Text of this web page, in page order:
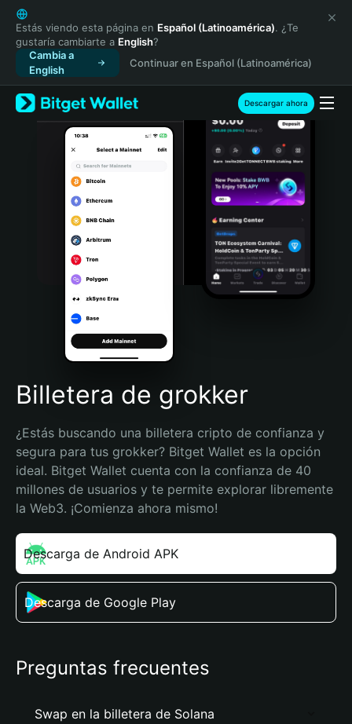
English
日本語
Tiếng Việt
Русский
Español (Latinoamérica)
Türkçe
Italiano
Português (Portugal)
Bahasa Indonesia
Português (Brasil)
Español (Argentina)
Estás viendo esta página en Español (Latinoamérica). ¿Te
gustaría cambiarte a English?
Cambia a
English
Continuar en Español (Latinoamérica)
Descargar ahora
Billetera de grokker
¿Estás buscando una billetera cripto de confianza y
segura para tus grokker? Bitget Wallet es la opción
ideal. Bitget Wallet cuenta con la confianza de 40
millones de usuarios y te permite explorar libremente
la Web3. ¡Comienza ahora mismo!
Descarga de Android APK
Descarga de Google Play
Preguntas frecuentes
Swap en la billetera de Solana